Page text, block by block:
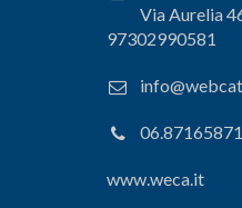
Via Aurelia
97302990581
06.87165871
www.weca.it